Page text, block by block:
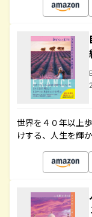
世界を４０年以上
けする、人生を輝